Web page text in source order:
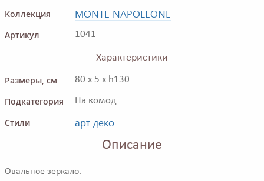
Коллекция MONTE NAPOLEONE
Артикул 1041
Характеристики
Размеры, см
80 x 5 x h130
Подкатегория На комод
Стили арт деко
Описание
Овальное зеркало.